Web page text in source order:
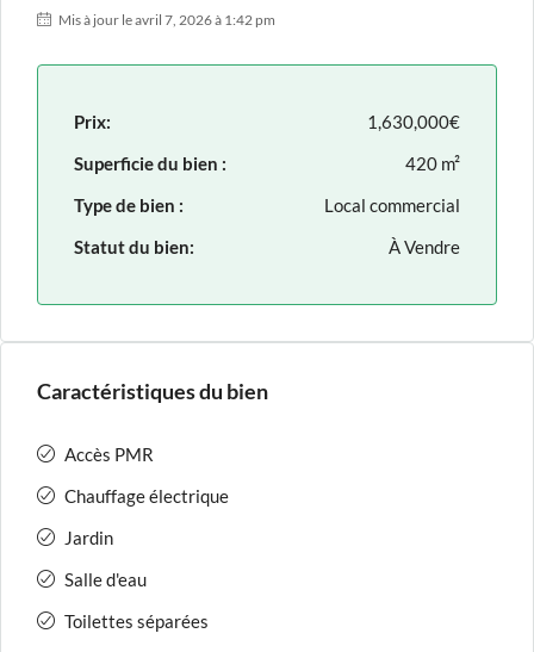
Mis à jour le avril 7, 2026 à 1:42 pm
Prix:
1,630,000€
Superficie du bien :
420 m²
Type de bien :
Local commercial
Statut du bien:
À Vendre
Caractéristiques du bien
Accès PMR
Chauffage électrique
Jardin
Salle d'eau
Toilettes séparées